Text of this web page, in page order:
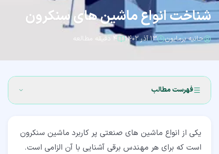
شناخت انواع ماشین های سنکرون
حانیه برمایون ۱۳ آذر ۱۴۰۲ ۴ دقیقه مطالعه
فهرست مطالب
۲‏- انواع ماشین های سنکرون
یکی از انواع ماشین های صنعتی پر کاربرد ماشین سنکرون
است که برای هر مهندس برقی آشنایی با آن الزامی است.